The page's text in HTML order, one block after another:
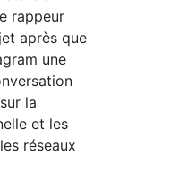
rappeur
après que
une
la
et les
réseaux